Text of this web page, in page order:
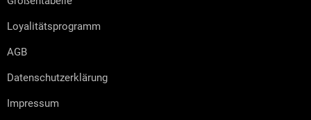
Loyalitätsprogramm
AGB
Datenschutzerklärung
Impressum